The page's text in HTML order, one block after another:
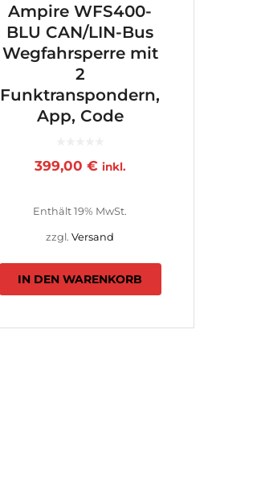
Ampire WFS400-
BLU CAN/LIN-Bus
Wegfahrsperre mit
2
Funktranspondern,
App, Code
399,00 € inkl.
Enthält 19% MwSt.
zzgl.Versand
IN DEN WARENKORB